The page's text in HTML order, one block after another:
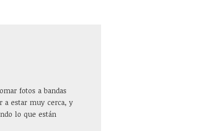
fotos a bandas
a estar muy cerca, y
lo que están